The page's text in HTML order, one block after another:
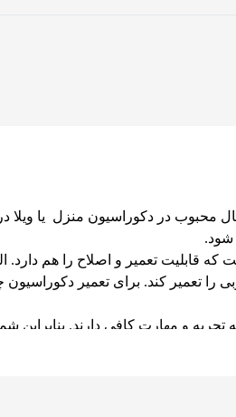
محبوب در دکوراسیون منزل یا ویلا
شود.
تعمیر و اصلاح را هم دارد.
تعمیر کند. برای تعمیر دکوراسیون
و مهارت کافی دارند. بنابراین